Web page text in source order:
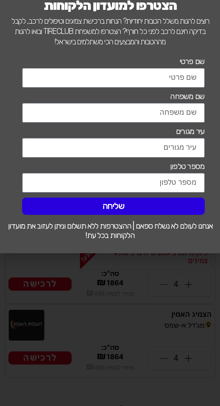
סה"כ:
₪1864
מחיר לצמיג ₪466
לרכישה
צמיגי רשף
הפטיש 5, טירת כרמל
₪1864 לרכישה
אבי צפלר צמיגים
חלוצי התעשיה 64, חיפה
צמיגים
₪1864
מחיר לצמיג466
לרכישה
מוסך סגול
כיוון פרונט ב-200 ש"ח ברכישת 4
צמיגים
סה"כ:
₪ 1864 לרכישה
הצמיג האמין
מג'דל א-שמס
סה"כ:
₪ 1864 לרכישה
הצטרפו למועדון הלקוחות
רוצים להנות משלל הטבות יחודיות? הנחות ברכישת צמיגים וטיפולים לרכב, לקבל
בדיקה חינם לרכב לפני כל חורף? הצטרפו למשפחת TIRECLUB ובואו להנות
מההטבות והמבצעים הכי משתלמים בישראל!
שם פרטי
שם משפחה
עיר מגורים
מספר טלפון
שליחה
אנחנו לעולם לא נשלח ספאם | ההצטרפות ללא תשלום וניתן לעזוב את מועדון
הלקוחות בכל עת!